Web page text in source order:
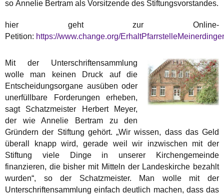
so Annelie Bertram als Vorsitzende des Stiftungsvorstandes.
hier geht zur Online-
Petition: https://www.change.org/
Mit der Unterschriftensammlung
wolle man keinen Druck auf die
Entscheidungsorgane ausüben oder
unerfüllbare Forderungen erheben,
sagt Schatzmeister Herbert Meyer,
der wie Annelie Bertram zu den
Gründern der Stiftung gehört. „Wir wissen, dass das Geld
überall knapp wird, gerade weil wir inzwischen mit der
Stiftung viele Dinge in unserer Kirchengemeinde
finanzieren, die bisher mit Mitteln der Landeskirche bezahlt
wurden“, so der Schatzmeister. Man wolle mit der
Unterschriftensammlung einfach deutlich machen, dass das